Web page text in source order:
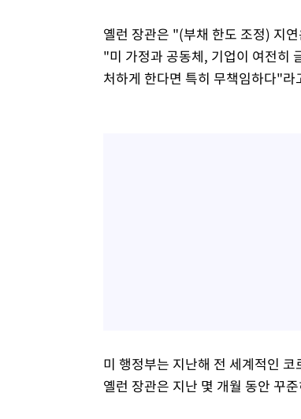
옐런 장관은 "(부채 한도 조정) 지
"미 가정과 공동체, 기업이 여전히
처하게 한다면 특히 무책임하다"라
미 행정부는 지난해 전 세계적인
옐런 장관은 지난 몇 개월 동안 꾸